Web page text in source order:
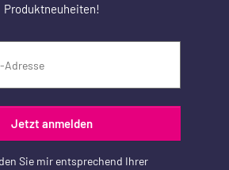
Produktneuheiten!
Jetzt anmelden
Sie mir entsprechend Ihrer